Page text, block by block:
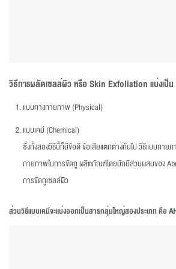
วิธีการผลัดเซลล์ผิว หรือ Skin Exfoliation แบ่งเป็
แบบทางกายภาพ (Physical)
แบบเคมี (Chemical)
ซึ่งทั้งสองวิธีนี้ก็มีข้อดี ข้อเสียแตกต่างกันไป วิธีแบบกายภ
กายภาพในการขัดถู ผลิตภัณฑ์โดยมักมีส่วนผสมของ
การขัดถูเซลล์ผิว
ส่วนวิธีแบบเคมีจะแบ่งออกเป็นสารกลุ่มใหญ่สองประเภท คือ